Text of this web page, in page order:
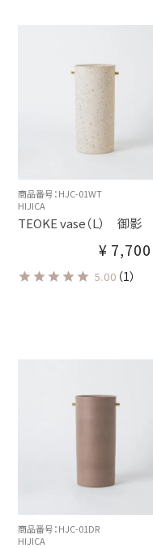
商品番号：HJC-01WT
HIJICA
TEOKE vase（L） 御影
¥ 7,700
5.00 （1）
商品番号：HJC-01DR
HIJICA